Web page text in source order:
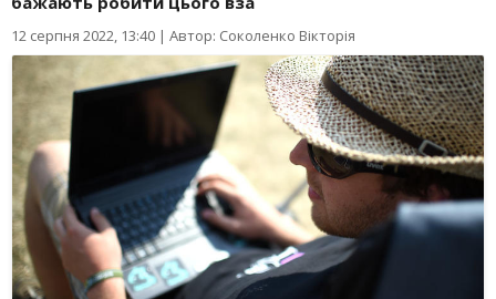
12 серпня 2022, 13:40 | Автор: Соколенко Вікторія